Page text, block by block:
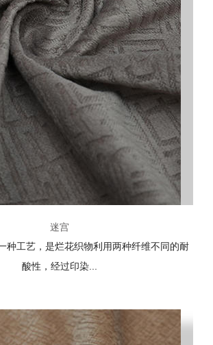
迷宫
种工艺，是烂花织物利用两种纤维不同的耐
酸性，经过印染...